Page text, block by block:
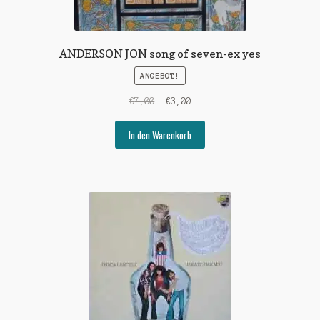
ANDERSON JON song of seven-ex yes
ANGEBOT!
€7,00
Ursprünglicher
war:
€7,00
€3,00Aktueller
ist:
€3,00.
In den Warenkorb